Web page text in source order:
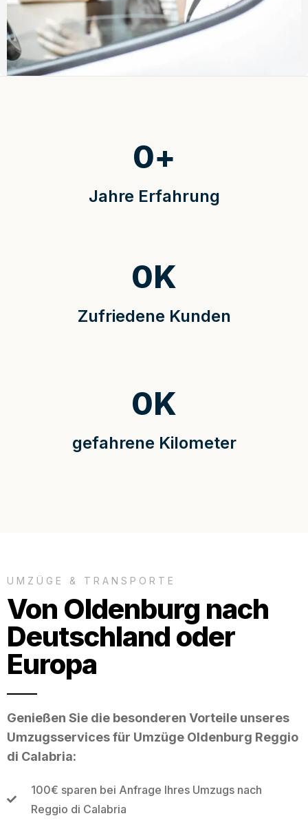
Jahre Erfahrung
0+
Zufriedene Kunden
0K
gefahrene Kilometer
0K
UMZÜGE & TRANSPORTE
Von Oldenburg nach
Deutschland oder
Europa
Genießen Sie die besonderen Vorteile unseres
Umzugsservices für Umzüge Oldenburg Reggio
di Calabria:
100€ sparen bei Anfrage Ihres Umzugs nach
Reggio di Calabria